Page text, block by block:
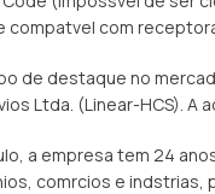
compatvel com
de destaque no
Ltda. (Linear-HCS). A
a empresa tem 24
comrcios e indstrias,